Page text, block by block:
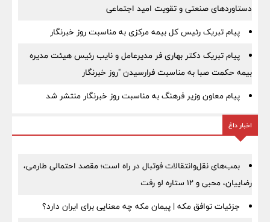
دستاوردهای صنعتی و تقویت امید اجتماعی
پیام تبریک رئیس کل بیمه مرکزی به مناسبت روز خبرنگار
پیام تبریک دکتر بهاری فر مدیرعامل و نایب رئیس هیئت مدیره
بیمه حکمت صبا به مناسبت فرارسیدن "روز خبرنگار
پیام معاون وزیر فرهنگ به مناسبت روز خبرنگار منتشر شد
اخبار داغ
بمب‌های نقل‌وانتقالات فوتبال در راه است؛ مقصد احتمالی طارمی،
رضاییان، محبی و ۱۲ ستاره لو رفت
جزئیات توافق مکه | پیمان مکه چه معنایی برای ایران دارد؟